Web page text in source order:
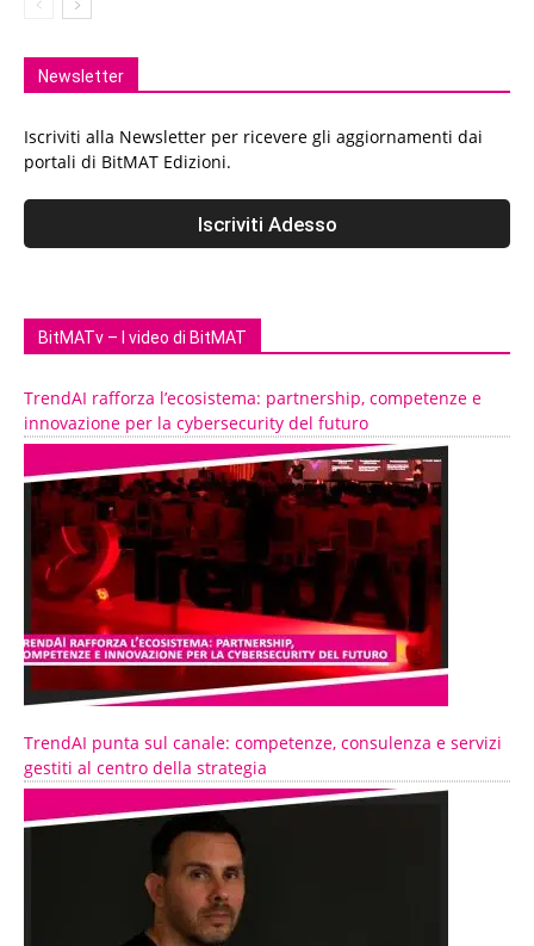
Newsletter
Iscriviti alla Newsletter per ricevere gli aggiornamenti dai
portali di BitMAT Edizioni.
BitMATv – I video di BitMAT
TrendAI rafforza l’ecosistema: partnership, competenze e
innovazione per la cybersecurity del futuro
TrendAI punta sul canale: competenze, consulenza e servizi
gestiti al centro della strategia